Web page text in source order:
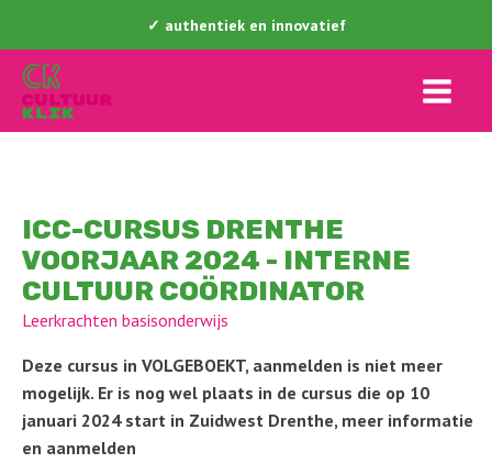
✓ authentiek en innovatief
ICC-CURSUS DRENTHE
VOORJAAR 2024 - INTERNE
CULTUUR COÖRDINATOR
Leerkrachten basisonderwijs
Deze cursus in VOLGEBOEKT, aanmelden is niet meer
mogelijk. Er is nog wel plaats in de cursus die op 10
januari 2024 start in Zuidwest Drenthe, meer informatie
en aanmelden